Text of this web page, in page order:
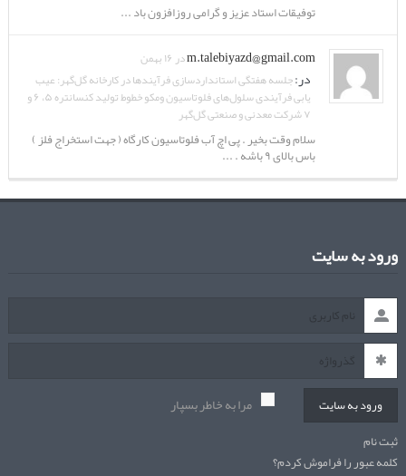
توفیقات استاد عزیز و گرامی روزافزون باد ...
m.talebiyazd@gmail.comدر ۱۶ بهمن
در:جلسه هفتگی استانداردسازی فرآیندها در کارخانه گل‌گهر: عیب
یابی فرآیندی سلول‌های فلوتاسیون ومکو خطوط تولید کنسانتره ۵، ۶ و
۷ شرکت معدنی و صنعتی گل‌گهر
سلام وقت بخیر . پی اچ آب فلوتاسیون کارگاه ( جهت استخراج فلز )
باس بالای ۹ باشه . ...
ورود به سایت
ورود به سایت مرا به خاطر بسپار
ثبت نام
کلمه عبور را فراموش کردم؟